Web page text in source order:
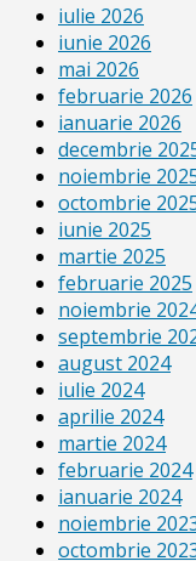
iulie 2026
iunie 2026
mai 2026
februarie 2026
ianuarie 2026
decembrie
noiembrie
octombrie
iunie 2025
martie 2025
februarie 2025
noiembrie
septembrie
august 2024
iulie 2024
aprilie 2024
martie 2024
februarie 2024
ianuarie 2024
noiembrie
octombrie